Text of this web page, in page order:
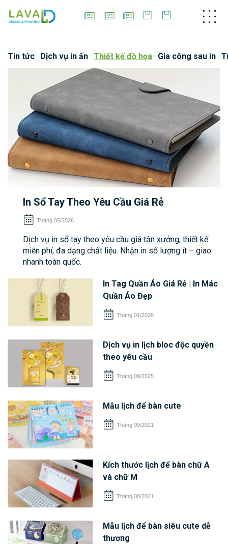
Tin tức Dịch vụ in ấn Thiết kế đồ họa Gia công sau in
In Sổ Tay Theo Yêu Cầu Giá Rẻ
Tháng 05/2026
Dịch vụ in sổ tay theo yêu cầu giá tận xưởng, thiết kế
miễn phí, đa dạng chất liệu. Nhận in số lượng ít – giao
nhanh toàn quốc.
In Tag Quần Áo Giá Rẻ | In Mác
Quần Áo Đẹp
Tháng 01/2026
Dịch vụ in lịch bloc độc quyền
theo yêu cầu
Tháng 09/2025
Mẫu lịch để bàn cute
Tháng 09/2021
Kích thước lịch để bàn chữ A
và chữ M
Tháng 08/2021
Mẫu lịch để bàn siêu cute dễ
thương